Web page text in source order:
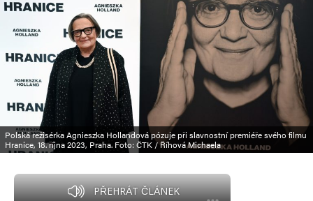
Polská režisérka Agnieszka Hollandová pózuje při slavnostní premiéře svého filmu
Hranice, 18. října 2023, Praha. Foto: ČTK / Říhová Michaela
PŘEHRÁT ČLÁNEK